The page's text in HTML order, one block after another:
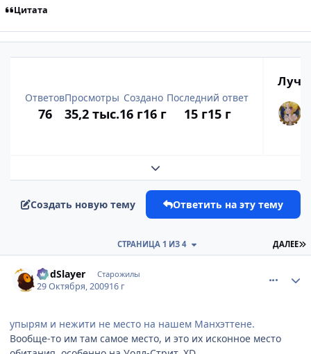
Цитата
Ответов
76
Просмотры
35,2 тыс.
Создано
16 г16 г
Последний ответ
15 г15 г
Развернуть обзор темы
Создать новую тему Ответить на эту тему
ДАЛЕЕ
СТРАНИЦА 1 ИЗ 4
GodSlayer Старожилы
29 Октября, 200916 г
упырям и нежити не место на нашем Манхэттене.
Вообще-то им там самое место, и это их исконное место